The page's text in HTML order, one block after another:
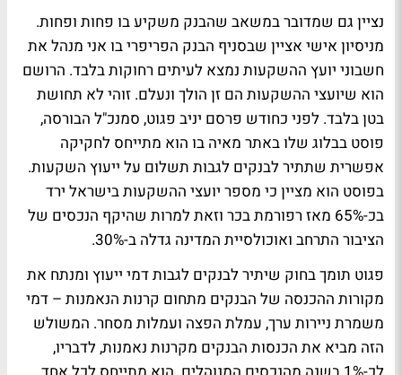
נציין גם שמדובר במשאב שהבנק משקיע בו פחות ופחות.
מניסיון אישי אציין שבסניף הבנק הפריפרי בו אני מנהל את
חשבוני יועץ ההשקעות נמצא לעיתים רחוקות בלבד. הרושם
הוא שיועצי ההשקעות הם זן הולך ונעלם. זוהי לא תחושת
בטן בלבד. לפני כחודש פרסם יניב פגוט, סמנכ"ל הבורסה,
פוסט בבלוג שלו באתר מאיה בו הוא מתייחס לחקיקה
אפשרית שתתיר לבנקים לגבות תשלום על ייעוץ השקעות.
בפוסט הוא מציין כי מספר יועצי ההשקעות בישראל ירד
בכ-65% מאז רפורמת בכר וזאת למרות שהיקף הנכסים של
הציבור התרחב ואוכולסיית המדינה גדלה ב-30%.
פגוט תומך בחוק שיתיר לבנקים לגבות דמי ייעוץ ומנתח את
מקורות ההכנסה של הבנקים מתחום קרנות הנאמנות – דמי
משמרת ניירות ערך, עמלת הפצה ועמלות מסחר. המשולש
הזה מביא את הכנסות הבנקים מקרנות נאמנות, לדבריו,